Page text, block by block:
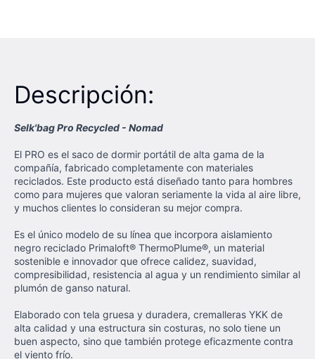
Descripción:
Selk'bag Pro Recycled - Nomad
El PRO es el saco de dormir portátil de alta gama de la
compañía, fabricado completamente con materiales
reciclados. Este producto está diseñado tanto para hombres
como para mujeres que valoran seriamente la vida al aire libre,
y muchos clientes lo consideran su mejor compra.
Es el único modelo de su línea que incorpora aislamiento
negro reciclado Primaloft® ThermoPlume®, un material
sostenible e innovador que ofrece calidez, suavidad,
compresibilidad, resistencia al agua y un rendimiento similar al
plumón de ganso natural.
Elaborado con tela gruesa y duradera, cremalleras YKK de
alta calidad y una estructura sin costuras, no solo tiene un
buen aspecto, sino que también protege eficazmente contra
el viento frío.